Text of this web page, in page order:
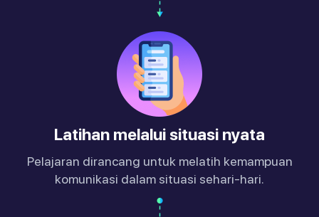
Latihan melalui situasi nyata
Pelajaran dirancang untuk melatih kemampuan
komunikasi dalam situasi sehari-hari.